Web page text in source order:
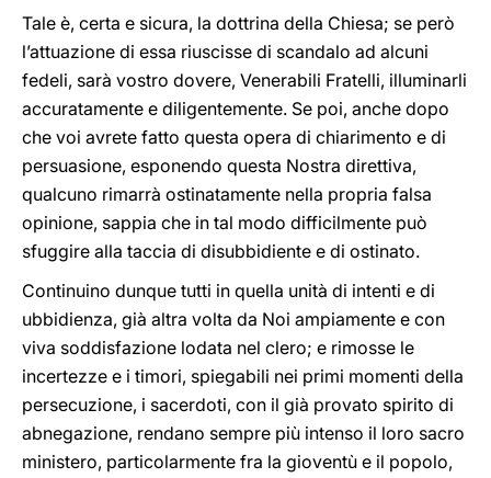
Tale è, certa e sicura, la dottrina della Chiesa; se però
l’attuazione di essa riuscisse di scandalo ad alcuni
fedeli, sarà vostro dovere, Venerabili Fratelli, illuminarli
accuratamente e diligentemente. Se poi, anche dopo
che voi avrete fatto questa opera di chiarimento e di
persuasione, esponendo questa Nostra direttiva,
qualcuno rimarrà ostinatamente nella propria falsa
opinione, sappia che in tal modo difficilmente può
sfuggire alla taccia di disubbidiente e di ostinato.
Continuino dunque tutti in quella unità di intenti e di
ubbidienza, già altra volta da Noi ampiamente e con
viva soddisfazione lodata nel clero; e rimosse le
incertezze e i timori, spiegabili nei primi momenti della
persecuzione, i sacerdoti, con il già provato spirito di
abnegazione, rendano sempre più intenso il loro sacro
ministero, particolarmente fra la gioventù e il popolo,